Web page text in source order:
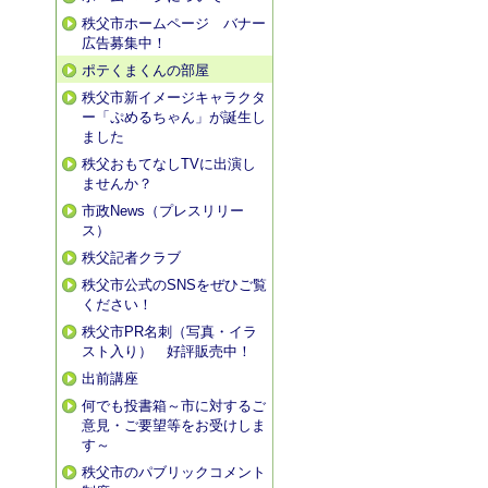
秩父市ホームページ バナー
広告募集中！
ポテくまくんの部屋
秩父市新イメージキャラクタ
ー「ぷめるちゃん」が誕生し
ました
秩父おもてなしTVに出演し
ませんか？
市政News（プレスリリー
ス）
秩父記者クラブ
秩父市公式のSNSをぜひご覧
ください！
秩父市PR名刺（写真・イラ
スト入り） 好評販売中！
出前講座
何でも投書箱～市に対するご
意見・ご要望等をお受けしま
す～
秩父市のパブリックコメント